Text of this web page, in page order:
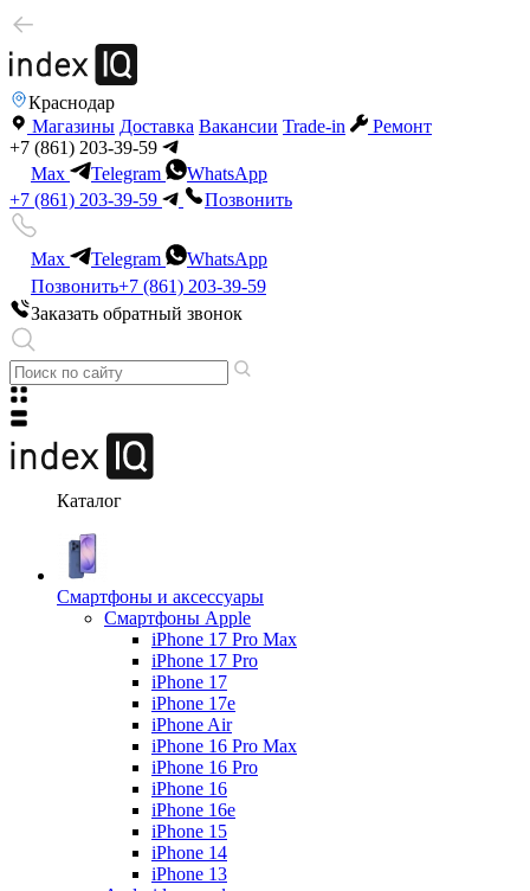
Краснодар
Магазины Доставка Вакансии Trade-in
Ремонт
+7 (861) 203-39-59
Max
Telegram
WhatsApp
+7 (861) 203-39-59
Позвонить
Max Telegram
WhatsApp
Позвонить+7 (861) 203-39-59
Заказать обратный звонок
Каталог
Смартфоны и аксессуары
Смартфоны Apple
iPhone 17 Pro Max
iPhone 17 Pro
iPhone 17
iPhone 17e
iPhone Air
iPhone 16 Pro Max
iPhone 16 Pro
iPhone 16
iPhone 16e
iPhone 15
iPhone 14
iPhone 13